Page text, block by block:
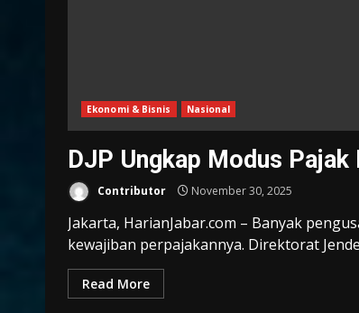
Ekonomi & Bisnis Nasional
DJP Ungkap Modus
Contributor November 30, 2025
Jakarta, HarianJabar.com – Banyak
kewajiban perpajakannya. Direktorat
Read More